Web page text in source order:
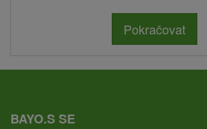
Pokračovat
BAYO.S SE